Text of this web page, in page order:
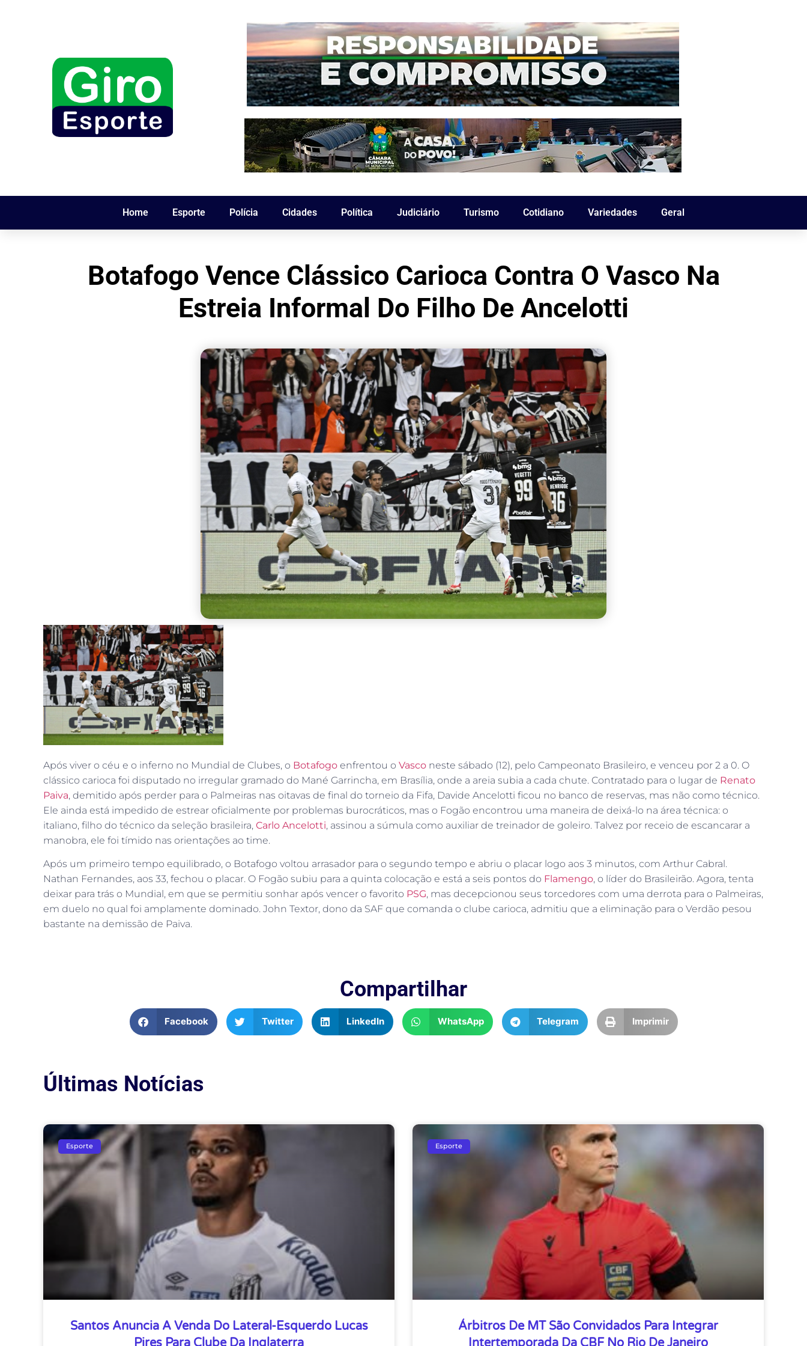
Home Esporte Polícia Cidades Política Judiciário Turismo Cotidiano Variedades Geral
Botafogo Vence Clássico Carioca Contra O Vasco Na
Estreia Informal Do Filho De Ancelotti
Após viver o céu e o inferno no Mundial de Clubes, o Botafogo enfrentou o Vasco neste sábado (12), pelo Campeonato Brasileiro, e venceu por 2 a 0. O
clássico carioca foi disputado no irregular gramado do Mané Garrincha, em Brasília, onde a areia subia a cada chute. Contratado para o lugar de Renato
Paiva, demitido após perder para o Palmeiras nas oitavas de final do torneio da Fifa, Davide Ancelotti ficou no banco de reservas, mas não como técnico.
Ele ainda está impedido de estrear oficialmente por problemas burocráticos, mas o Fogão encontrou uma maneira de deixá-lo na área técnica: o
italiano, filho do técnico da seleção brasileira, Carlo Ancelotti, assinou a súmula como auxiliar de treinador de goleiro. Talvez por receio de escancarar a
manobra, ele foi tímido nas orientações ao time.
Após um primeiro tempo equilibrado, o Botafogo voltou arrasador para o segundo tempo e abriu o placar logo aos 3 minutos, com Arthur Cabral.
Nathan Fernandes, aos 33, fechou o placar. O Fogão subiu para a quinta colocação e está a seis pontos do Flamengo, o líder do Brasileirão. Agora, tenta
deixar para trás o Mundial, em que se permitiu sonhar após vencer o favorito PSG, mas decepcionou seus torcedores com uma derrota para o Palmeiras,
em duelo no qual foi amplamente dominado. John Textor, dono da SAF que comanda o clube carioca, admitiu que a eliminação para o Verdão pesou
bastante na demissão de Paiva.
Compartilhar
Facebook Twitter LinkedIn WhatsApp Telegram Imprimir
Últimas Notícias
Esporte
Santos Anuncia A Venda Do Lateral-Esquerdo Lucas
Esporte
Árbitros De MT São Convidados Para Integrar